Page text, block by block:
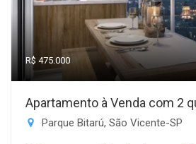
R$ 475.000
Apartamento à Venda com 2
Parque Bitarú, São Vicente-SP